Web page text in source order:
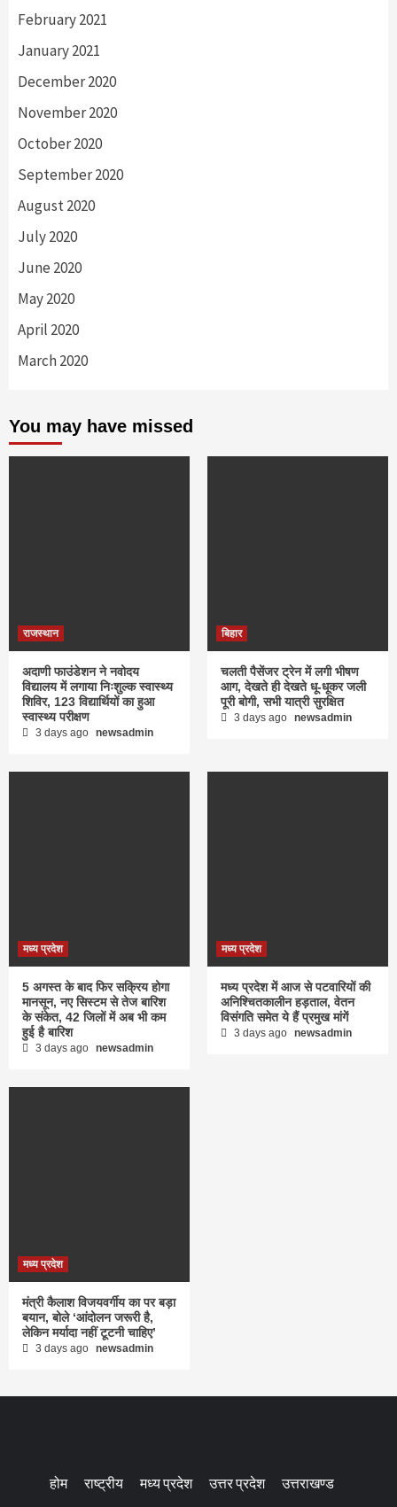
February 2021
January 2021
December 2020
November 2020
October 2020
September 2020
August 2020
July 2020
June 2020
May 2020
April 2020
March 2020
You may have missed
राजस्थान
अदाणी फाउंडेशन ने नवोदय
विद्यालय में लगाया निःशुल्क स्वास्थ्य
शिविर, 123 विद्यार्थियों का हुआ
स्वास्थ्य परीक्षण
3 days ago newsadmin
बिहार
चलती पैसेंजर ट्रेन में लगी भीषण
आग, देखते ही देखते धू-धूकर जली
पूरी बोगी, सभी यात्री सुरक्षित
3 days ago newsadmin
मध्य प्रदेश
5 अगस्त के बाद फिर सक्रिय होगा
मानसून, नए सिस्टम से तेज बारिश
के संकेत, 42 जिलों में अब भी कम
हुई है बारिश
3 days ago newsadmin
मध्य प्रदेश
मध्य प्रदेश में आज से पटवारियों की
अनिश्चितकालीन हड़ताल, वेतन
विसंगति समेत ये हैं प्रमुख मांगें
3 days ago newsadmin
मध्य प्रदेश
मंत्री कैलाश विजयवर्गीय का पर बड़ा
बयान, बोले ‘आंदोलन जरूरी है,
लेकिन मर्यादा नहीं टूटनी चाहिए’
3 days ago newsadmin
होम राष्ट्रीय मध्य प्रदेश उत्तर प्रदेश उत्तराखण्ड